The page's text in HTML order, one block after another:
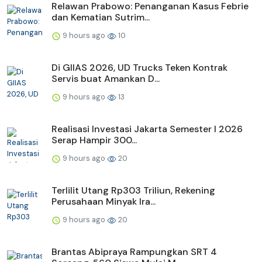
Relawan Prabowo: Penanganan Kasus Febrie
dan Kematian Sutrim...
9 hours ago 10
Di GIIAS 2026, UD Trucks Teken Kontrak
Servis buat Amankan D...
9 hours ago 13
Realisasi Investasi Jakarta Semester I 2026
Serap Hampir 300...
9 hours ago 20
Terlilit Utang Rp303 Triliun, Rekening
Perusahaan Minyak Ira...
9 hours ago 20
Brantas Abipraya Rampungkan SRT 4